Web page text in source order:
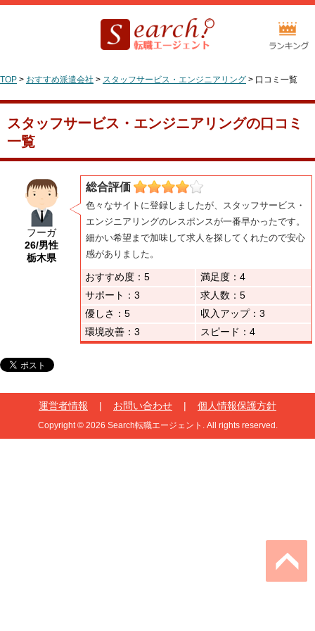
TOP > おすすめ派遣会社 > スタッフサービス・エンジニアリング > 口コミ一覧
スタッフサービス・エンジニアリングの口コミ
一覧
フーガ
26/男性
栃木県
総合評価
色々なサイトに登録しましたが、スタッフサービス・
エンジニアリングのレスポンスが一番早かったです。
細かい希望まで加味して求人を探してくれたので安心
感がありました。
おすすめ度：5
満足度：4
サポート：3
求人数：5
優しさ：5
収入アップ：3
環境改善：3
スピード：4
運営者情報 | お問い合わせ | 個人情報保護方針
Copyright © 2026 Search転職エージェント. All rights reserved.